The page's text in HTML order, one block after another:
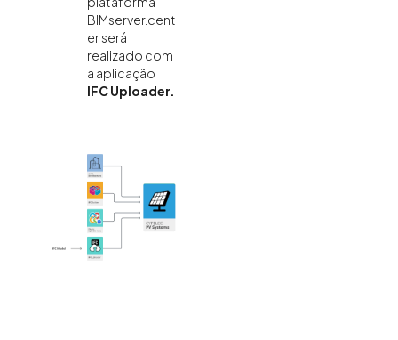
BIMserver.cent
er será
realizado com
a aplicação
IFC Uploader.